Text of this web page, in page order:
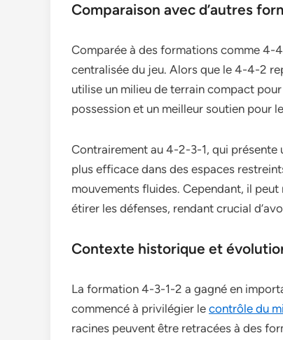
Comparaison avec d’autres
Comparée à des formations comme
centralisée du jeu. Alors que le 4-4-2
utilise un milieu de terrain compact
possession et un meilleur soutien pour
Contrairement au 4-2-3-1, qui
plus efficace dans des espaces
mouvements fluides. Cependant, il
étirer les défenses, rendant crucial
Contexte historique et
La formation 4-3-1-2 a gagné en
commencé à privilégier le contrôle du
racines peuvent être retracées à des